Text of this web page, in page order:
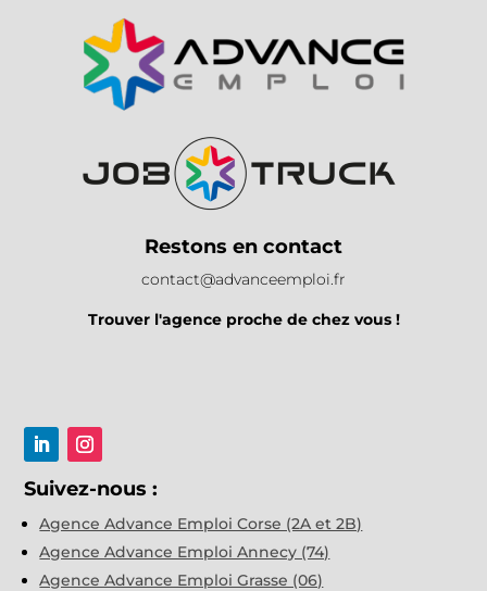
Restons en contact
contact@advanceemploi.fr
Trouver l'agence proche de chez vous !
Suivez-nous :
Agence Advance Emploi Corse (2A et 2B)
Agence Advance Emploi Annecy (74)
Agence Advance Emploi Grasse (06)